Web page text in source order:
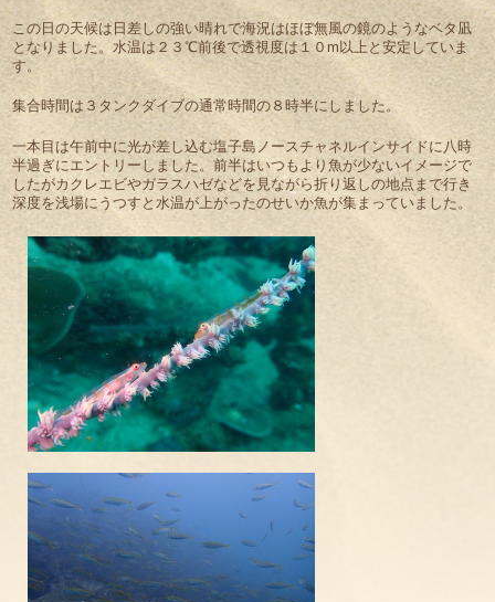
プ
この日の天候は日差しの強い晴れで海況はほぼ無風の鏡のようなベタ凪
となりました。水温は２３℃前後で透視度は１０m以上と安定していま
す。
集合時間は３タンクダイブの通常時間の８時半にしました。
一本目は午前中に光が差し込む塩子島ノースチャネルインサイドに八時
半過ぎにエントリーしました。前半はいつもより魚が少ないイメージで
したがカクレエビやガラスハゼなどを見ながら折り返しの地点まで行き
深度を浅場にうつすと水温が上がったのせいか魚が集まっていました。